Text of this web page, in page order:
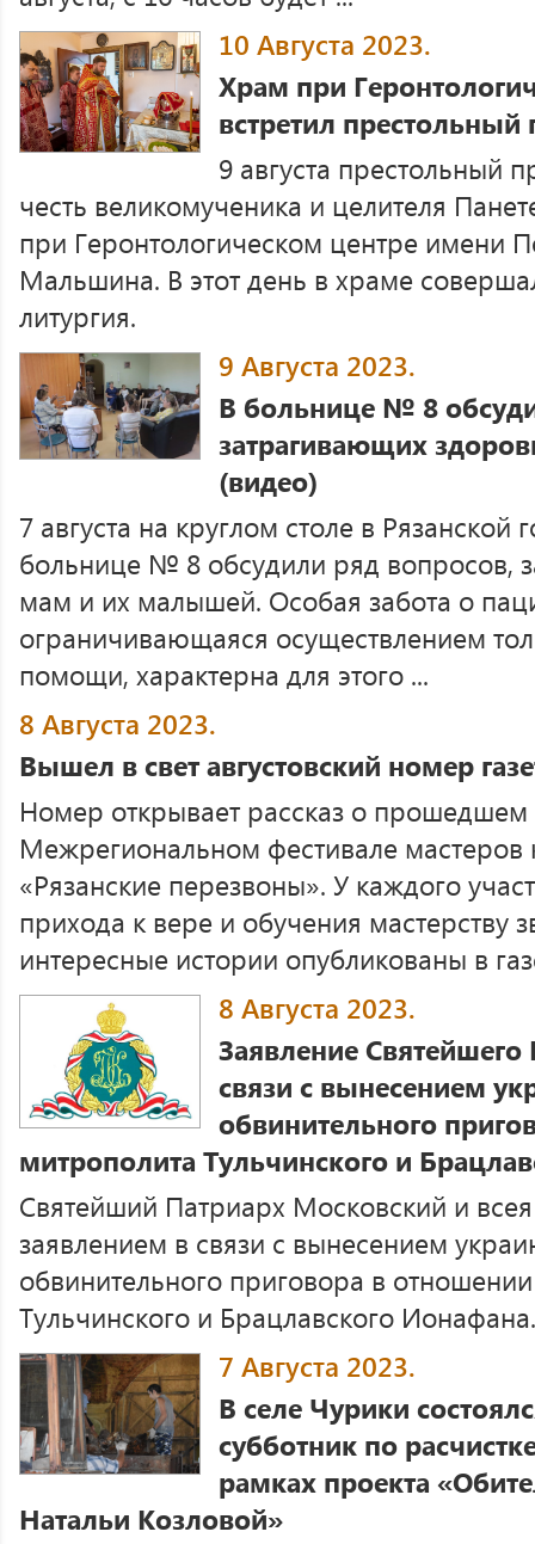
10 Августа 2023.
Храм при
встретил престольный
9 августа престольный
честь великомученика и целителя
при Геронтологическом центре имени
Мальшина. В этот день в храме
литургия.
9 Августа 2023.
В больнице № 8
затрагивающих
(видео)
7 августа на круглом столе в Рязанской
больнице № 8 обсудили ряд вопросов,
мам и их малышей. Особая забота о
ограничивающаяся осуществлением
помощи, характерна для этого ...
8 Августа 2023.
Вышел в свет августовский номер
Номер открывает рассказ о прошедшем
Межрегиональном фестивале мастеров
«Рязанские перезвоны». У каждого
прихода к вере и обучения мастерству
интересные истории опубликованы в
8 Августа 2023.
Заявление
связи с вынесением
обвинительного
митрополита Тульчинского и
Святейший Патриарх Московский и
заявлением в связи с вынесением
обвинительного приговора в
Тульчинского и Брацлавского Ионафана.
7 Августа 2023.
В селе Чурики
субботник по
рамках проекта
Натальи Козловой»